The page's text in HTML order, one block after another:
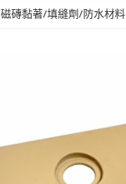
磁磚黏著/填縫劑/防水材料